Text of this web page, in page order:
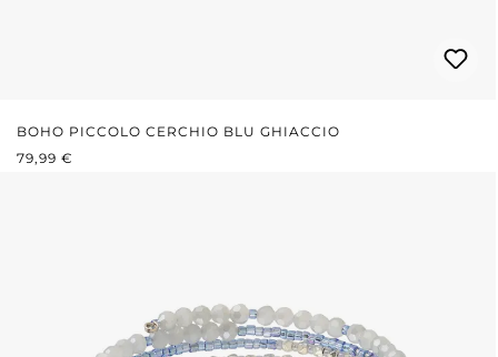
BOHO PICCOLO CERCHIO BLU GHIACCIO
PREZZO NORMALE:
79,99 €